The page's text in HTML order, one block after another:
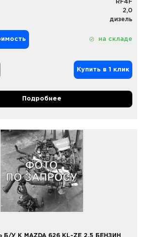
RF4F
2,0
дизель
на складе
Купить в 1 клик
Подробнее
Б/У К MAZDA 626 KL-ZE 2,5 БЕНЗИН